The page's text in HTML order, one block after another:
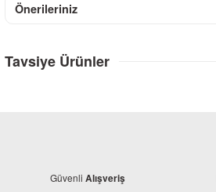
Önerileriniz
Tavsiye Ürünler
Güvenli Alışveriş